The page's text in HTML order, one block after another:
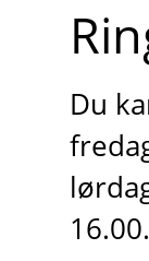
Du
16.00.